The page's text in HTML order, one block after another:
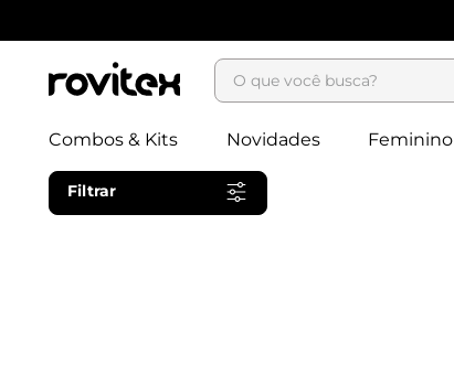
O que você busca?
Combos & Kits Novidades Feminino
Filtrar